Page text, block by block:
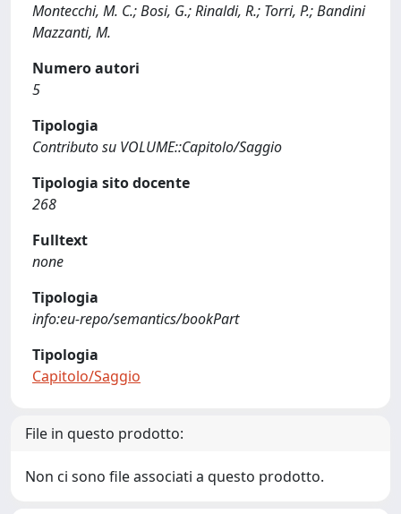
Montecchi, M. C.; Bosi, G.; Rinaldi, R.; Torri, P.; Bandini
Mazzanti, M.
Numero autori
5
Tipologia
Contributo su VOLUME::Capitolo/Saggio
Tipologia sito docente
268
Fulltext
none
Tipologia
info:eu-repo/semantics/bookPart
Tipologia
Capitolo/Saggio
File in questo prodotto:
Non ci sono file associati a questo prodotto.